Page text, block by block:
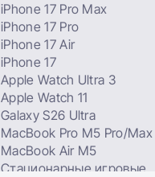
iPhone 17 Pro Max
iPhone 17 Pro
iPhone 17 Air
iPhone 17
Apple Watch Ultra 3
Apple Watch 11
Galaxy S26 Ultra
MacBook Pro M5 Pro/Max
MacBook Air M5
Стационарные игровые